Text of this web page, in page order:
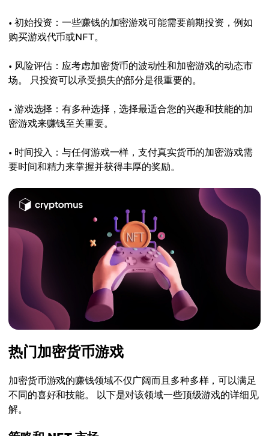
• 初始投资：一些赚钱的加密游戏可能需要前期投资，例如
购买游戏代币或NFT。
• 风险评估：应考虑加密货币的波动性和加密游戏的动态市
场。 只投资可以承受损失的部分是很重要的。
• 游戏选择：有多种选择，选择最适合您的兴趣和技能的加
密游戏来赚钱至关重要。
• 时间投入：与任何游戏一样，支付真实货币的加密游戏需
要时间和精力来掌握并获得丰厚的奖励。
热门加密货币游戏
加密货币游戏的赚钱领域不仅广阔而且多种多样，可以满足
不同的喜好和技能。 以下是对该领域一些顶级游戏的详细见
解。